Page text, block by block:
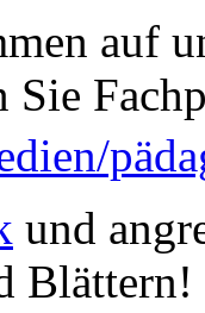
auf
Sie
und
Blättern!